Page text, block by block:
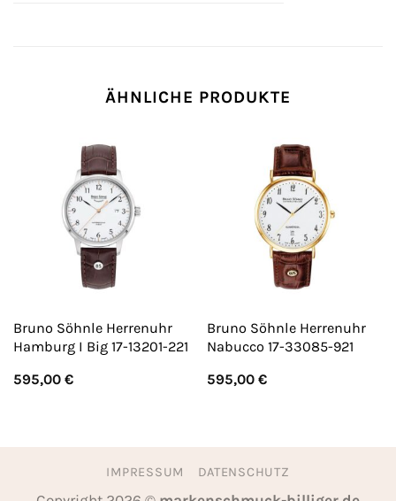
ÄHNLICHE PRODUKTE
Bruno Söhnle Herrenuhr
Hamburg I Big 17-13201-221
595,00 €
Bruno Söhnle Herrenuhr
Nabucco 17-33085-921
595,00 €
IMPRESSUM DATENSCHUTZ